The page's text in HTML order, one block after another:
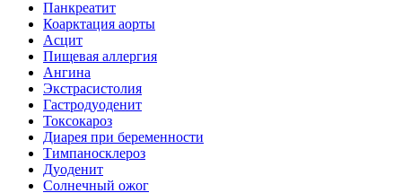
Панкреатит
Коарктация аорты
Асцит
Пищевая аллергия
Ангина
Экстрасистолия
Гастродуоденит
Токсокароз
Диарея при беременности
Тимпаносклероз
Дуоденит
Солнечный ожог